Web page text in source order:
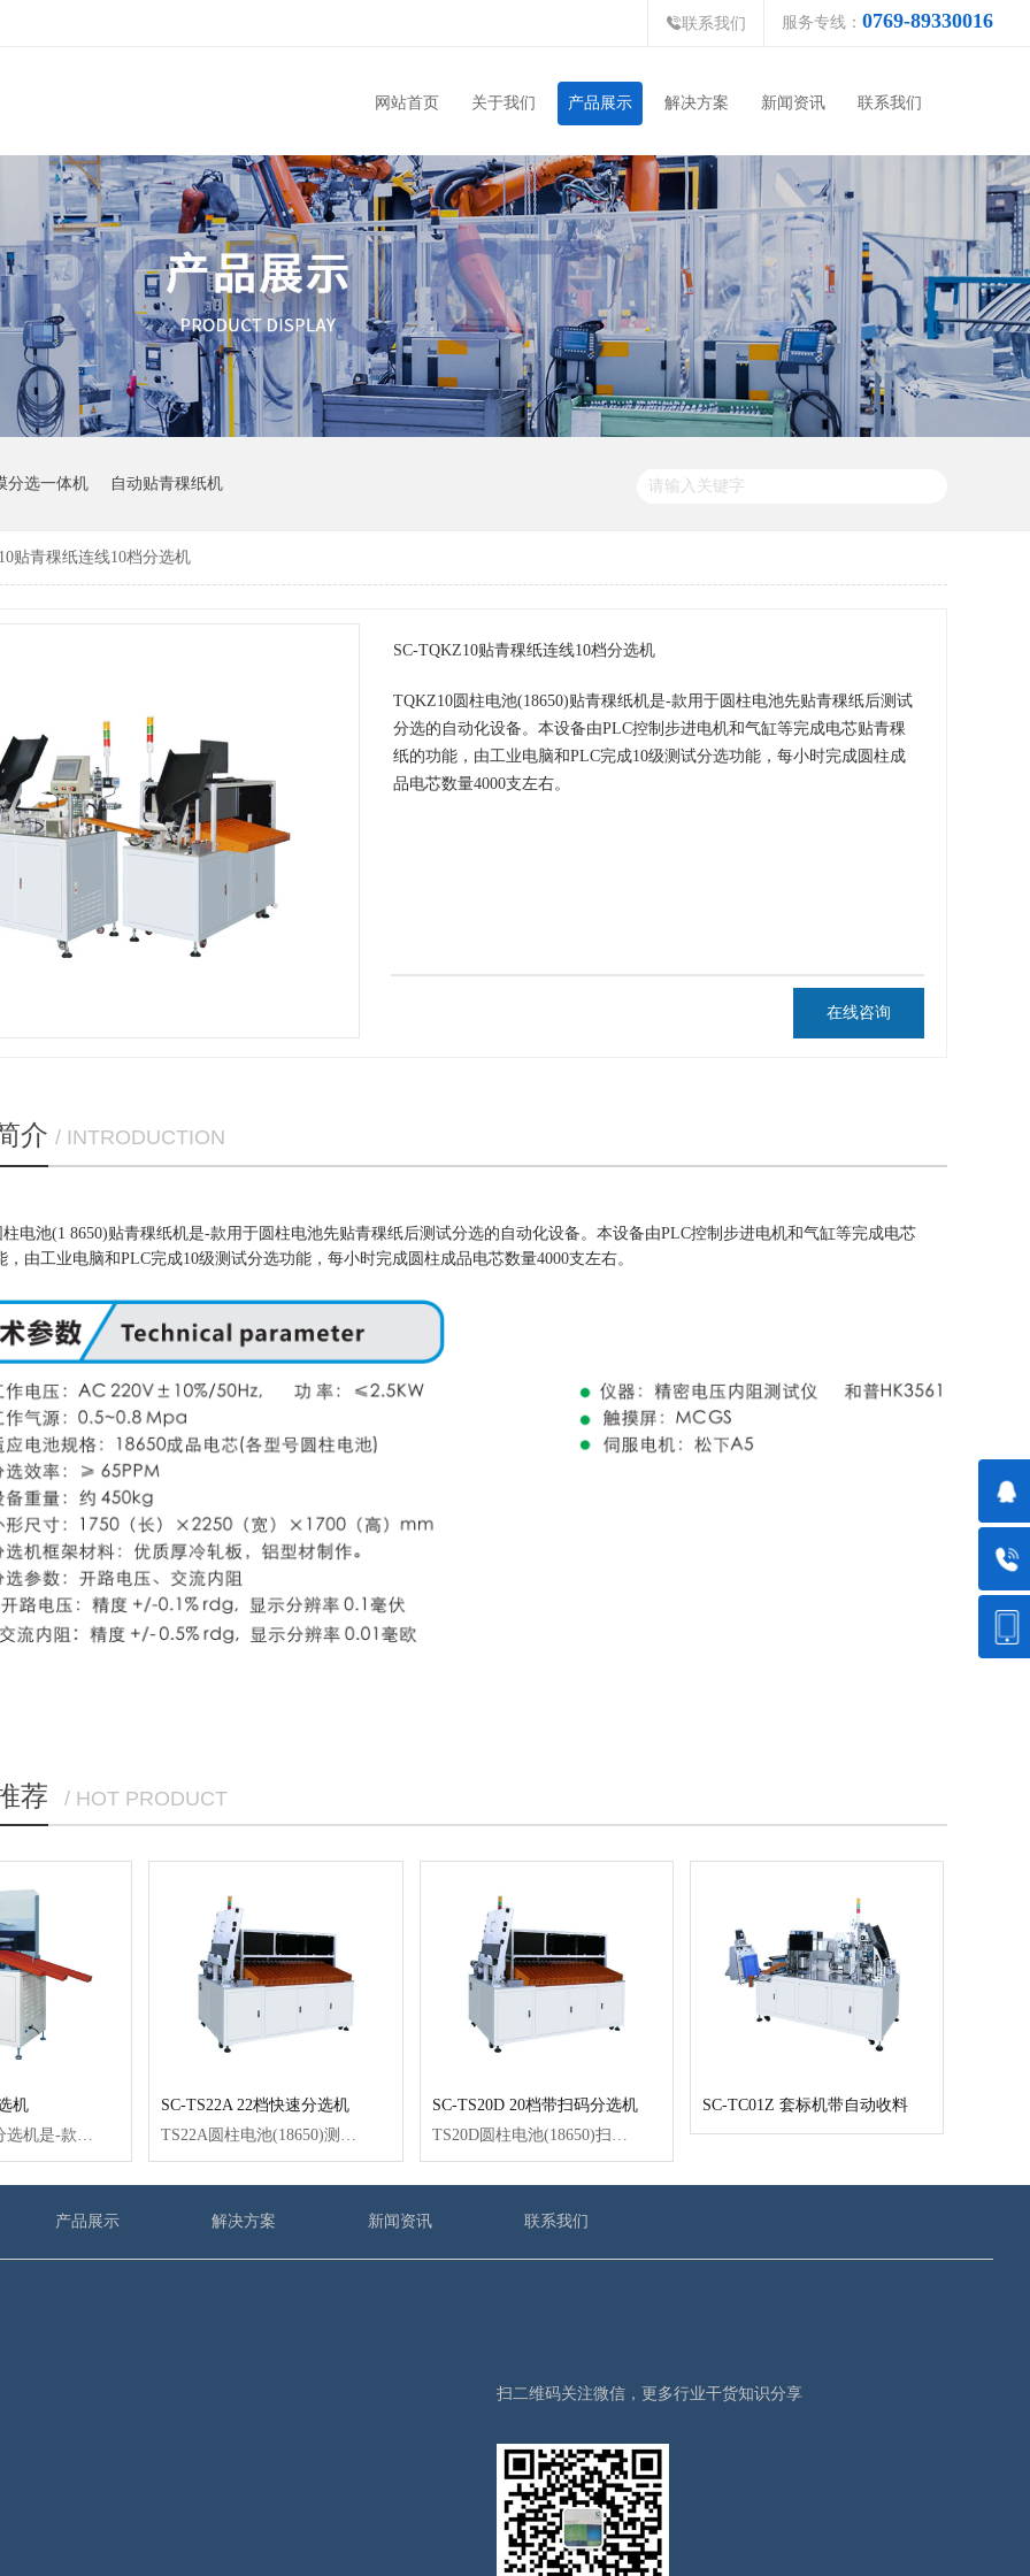
联系我们 服务专线： 0769-89330016
网站首页 关于我们 产品展示 解决方案 新闻资讯 联系我们
分选一体机 自动贴青稞纸机
贴青稞纸连线10档分选机
SC-TQKZ10贴青稞纸连线10档分选机
TQKZ10圆柱电池(18650)贴青稞纸机是-款用于圆柱电池先贴青稞纸后测试
分选的自动化设备。本设备由PLC控制步进电机和气缸等完成电芯贴青稞
纸的功能，由工业电脑和PLC完成10级测试分选功能，每小时完成圆柱成
品电芯数量4000支左右。
在线咨询
介 / INTRODUCTION
电池(1 8650)贴青稞纸机是-款用于圆柱电池先贴青稞纸后测试分选的自动化设备。本设备由PLC控制步进电机和气缸等完成电芯
，由工业电脑和PLC完成10级测试分选功能，每小时完成圆柱成品电芯数量4000支左右。
荐 / HOT PRODUCT
机
SC-TS22A 22档快速分选机
SC-TS20D 20档带扫码分选机
SC-TC01Z 套标机带自动收料
产品展示 解决方案 新闻资讯 联系我们
扫二维码关注微信，更多行业干货知识分享